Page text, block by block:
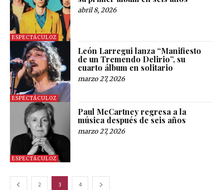
ESPECTÁCULOZ
abril 8, 2026
ESPECTÁCULOZ
León Larregui lanza “Manifiesto
de un Tremendo Delirio”, su
cuarto álbum en solitario
marzo 27, 2026
ESPECTÁCULOZ
Paul McCartney regresa a la
música después de seis años
marzo 27, 2026
2 3 4